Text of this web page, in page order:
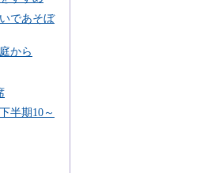
であそぼ
から
半期10～